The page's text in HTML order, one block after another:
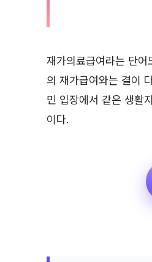
재가의료급여라는 단
의 재가급여와는 결이
민 입장에서 같은 생활
이다.